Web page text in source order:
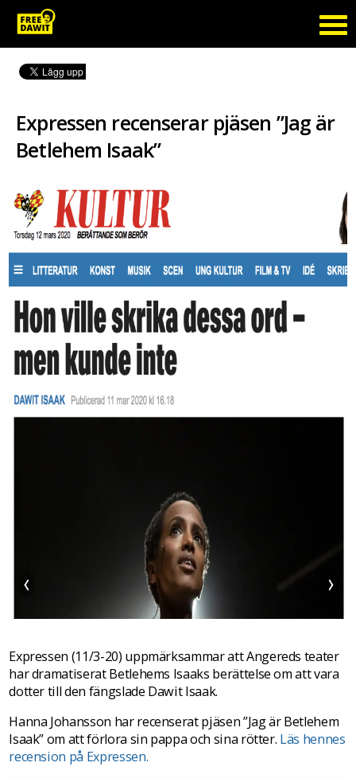
Expressen recenserar pjäsen ”Jag är
Betlehem Isaak”
Expressen (11/3-20) uppmärksammar att Angereds teater
har dramatiserat Betlehems Isaaks berättelse om att vara
dotter till den fängslade Dawit Isaak.
Hanna Johansson har recenserat pjäsen ”Jag är Betlehem
Isaak” om att förlora sin pappa och sina rötter. Läs hennes
recension på Expressen.